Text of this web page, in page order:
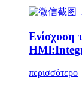
Ενίσχυση
περισσότερο